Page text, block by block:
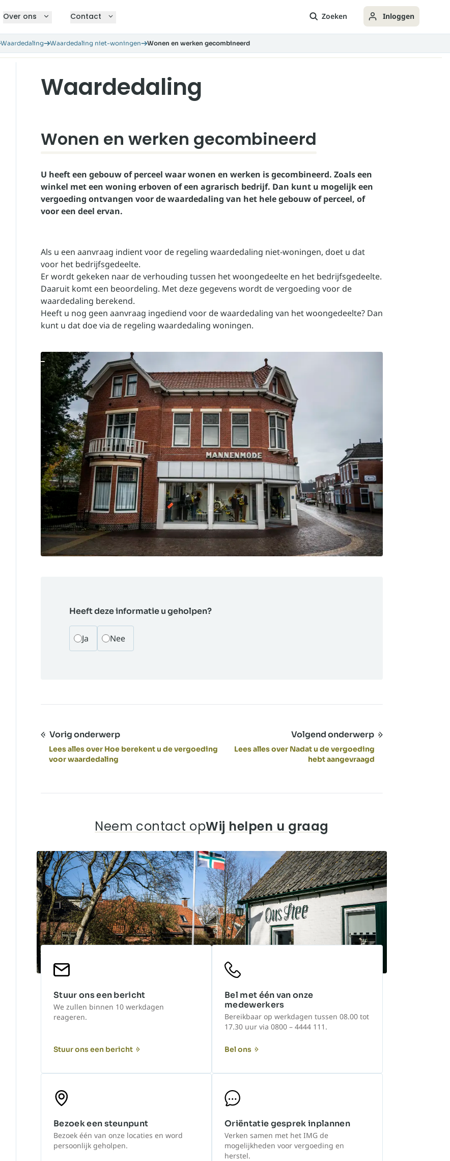
Over ons Contact Zoeken Inloggen
Waardedaling Waardedaling niet-woningen Wonen en werken gecombineerd
Waardedaling
Wonen en werken gecombineerd
U heeft een gebouw of perceel waar wonen en werken is gecombineerd. Zoals een
winkel met een woning erboven of een agrarisch bedrijf. Dan kunt u mogelijk een
vergoeding ontvangen voor de waardedaling van het hele gebouw of perceel, of
voor een deel ervan.
Als u een aanvraag indient voor de regeling waardedaling niet-woningen, doet u dat
voor het bedrijfsgedeelte.
Er wordt gekeken naar de verhouding tussen het woongedeelte en het bedrijfsgedeelte.
Daaruit komt een beoordeling. Met deze gegevens wordt de vergoeding voor de
waardedaling berekend.
Heeft u nog geen aanvraag ingediend voor de waardedaling van het woongedeelte? Dan
kunt u dat doe via de regeling waardedaling woningen.
Heeft deze informatie u geholpen?
Ja Nee
Vorig onderwerp
Lees alles over Hoe berekent u de vergoeding
voor waardedaling
Volgend onderwerp
Lees alles over Nadat u de vergoeding
hebt aangevraagd
Neem contact opWij helpen u graag
Stuur ons een bericht
We zullen binnen 10 werkdagen
reageren.
Stuur ons een bericht
Bel met één van onze
medewerkers
Bereikbaar op werkdagen tussen 08.00 tot
17.30 uur via 0800 – 4444 111.
Bel ons
Bezoek een steunpunt
Bezoek één van onze locaties en word
persoonlijk geholpen.
Oriëntatie gesprek inplannen
Verken samen met het IMG de
mogelijkheden voor vergoeding en
herstel.